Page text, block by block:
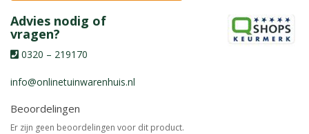
Advies nodig of
vragen?
0320 – 219170
info@onlinetuinwarenhuis.nl
Beoordelingen
Er zijn geen beoordelingen voor dit product.